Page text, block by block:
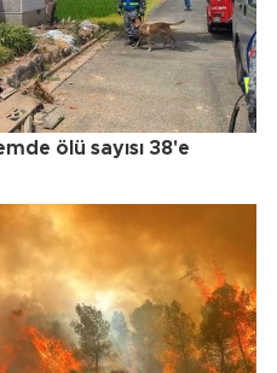
ölü sayısı 38'e